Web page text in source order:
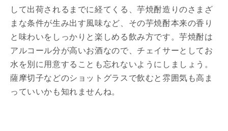
して出荷されるまでに経てくる、芋焼酎造りのさまざ
まな条件が生み出す風味など、その芋焼酎本来の香り
と味わいをしっかりと楽しめる飲み方です。芋焼酎は
アルコール分が高いお酒なので、チェイサーとしてお
水を別に用意することも忘れないようにしましょう。
薩摩切子などのショットグラスで飲むと雰囲気も高ま
っていいかも知れませんね。